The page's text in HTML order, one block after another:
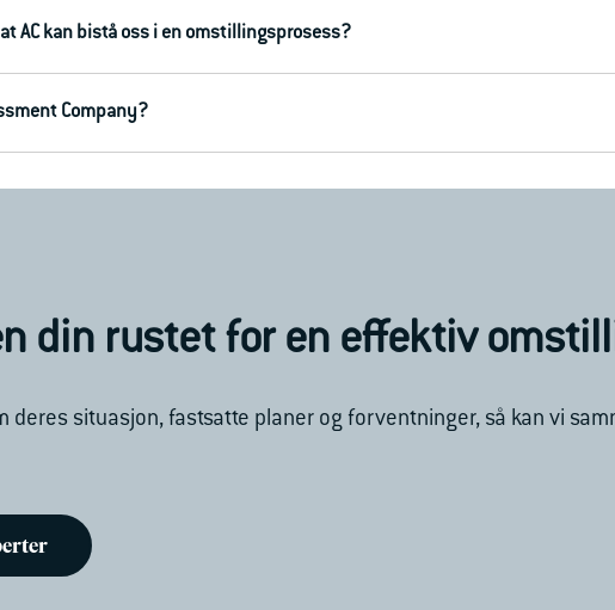
AC kan bistå oss i en omstillingsprosess?
Company?
din rustet for en effektiv
deres situasjon, fastsatte planer og forventninger, så kan vi